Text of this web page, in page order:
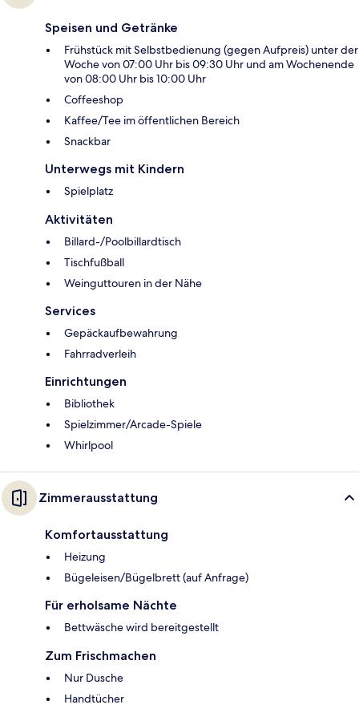
Speisen und Getränke
Frühstück mit Selbstbedienung (gegen Aufpreis) unter der
Woche von 07:00 Uhr bis 09:30 Uhr und am Wochenende
von 08:00 Uhr bis 10:00 Uhr
Coffeeshop
Kaffee/Tee im öffentlichen Bereich
Snackbar
Unterwegs mit Kindern
Spielplatz
Aktivitäten
Billard-/Poolbillardtisch
Tischfußball
Weinguttouren in der Nähe
Services
Gepäckaufbewahrung
Fahrradverleih
Einrichtungen
Bibliothek
Spielzimmer/Arcade-Spiele
Whirlpool
Zimmerausstattung
Komfortausstattung
Heizung
Bügeleisen/Bügelbrett (auf Anfrage)
Für erholsame Nächte
Bettwäsche wird bereitgestellt
Zum Frischmachen
Nur Dusche
Handtücher